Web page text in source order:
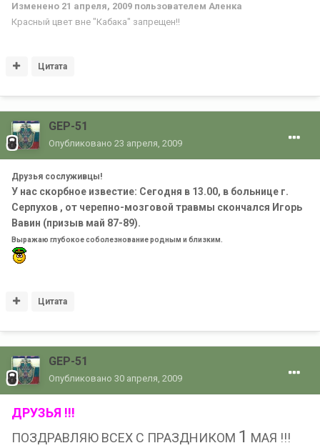
Изменено 21 апреля, 2009 пользователем Аленка
Красный цвет вне "Кабака" запрещен!!
Цитата
GEP-51
Опубликовано 23 апреля, 2009
Друзья сослуживцы!
У нас скорбное известие: Сегодня в 13.00, в больнице г.
Серпухов , от черепно-мозговой травмы скончался Игорь
Вавин (призыв май 87-89).
Выражаю глубокое соболезнование родным и близким.
Цитата
GEP-51
Опубликовано 30 апреля, 2009
ДРУЗЬЯ !!!
ПОЗДРАВЛЯЮ ВСЕХ С ПРАЗДНИКОМ 1 МАЯ !!!